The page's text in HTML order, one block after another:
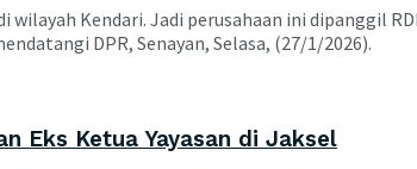
wilayah Kendari. Jadi perusahaan ini dipanggil
DPR, Senayan, Selasa, (27/1/2026).
Eks Ketua Yayasan di Jaksel